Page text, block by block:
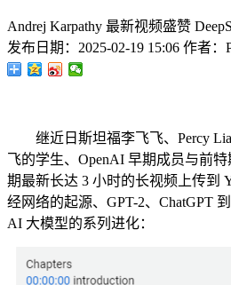
Andrej Karpathy 最新视频盛赞
发布日期： 2025-02-19 15:06 作者：
继近日斯坦福李飞飞、Percy
飞的学生、OpenAI 早期成员与前
期最新长达 3 小时的长视频上传到
经网络的起源、GPT-2、ChatGPT
AI 大模型的系列进化：